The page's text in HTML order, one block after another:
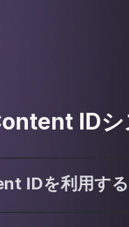
ID
IDを利用す